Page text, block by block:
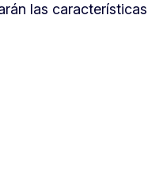
las características